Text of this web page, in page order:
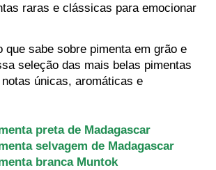
raras e clássicas para emocionar
que sabe sobre pimenta em grão e
seleção das mais belas pimentas
únicas, aromáticas e
preta de Madagascar
selvagem de Madagascar
branca Muntok